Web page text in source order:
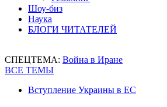
Шоу-биз
Наука
БЛОГИ ЧИТАТЕЛЕЙ
СПЕЦТЕМА: Война в Иране
ВСЕ ТЕМЫ
Вступление Украины в ЕС